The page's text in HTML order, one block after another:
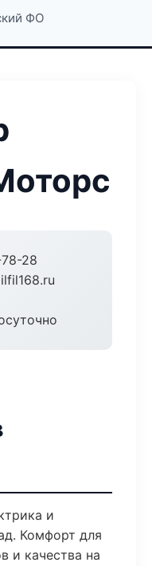
ФО
28
и
Комфорт для
и качества на